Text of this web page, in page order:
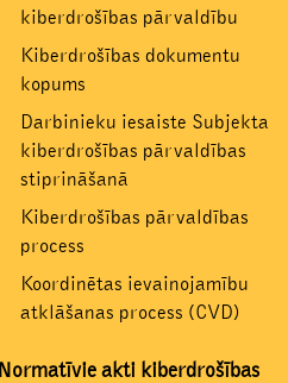
kiberdrošības pārvaldību
Kiberdrošības dokumentu
kopums
Darbinieku iesaiste Subjekta
kiberdrošības pārvaldības
stiprināšanā
Kiberdrošības pārvaldības
process
Koordinētas ievainojamību
atklāšanas process (CVD)
Normatīvie akti kiberdrošības